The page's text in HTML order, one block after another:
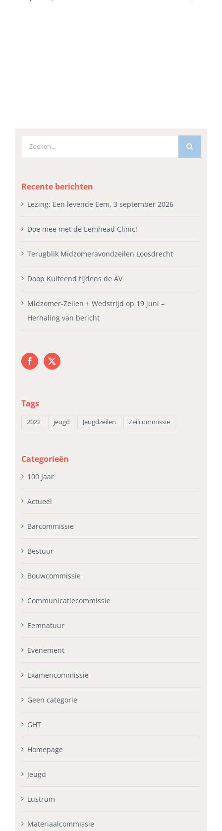
Zoeken
Recente berichten
Lezing: Een levende Eem, 3 september 2026
Doe mee met de Eemhead Clinic!
Terugblik Midzomeravondzeilen Loosdrecht
Doop Kuifeend tijdens de AV
Midzomer-Zeilen + Wedstrijd op 19 juni –
Herhaling van bericht
Tags
2022 jeugd Jeugdzeilen Zeilcommissie
Categorieën
100 Jaar
Actueel
Barcommissie
Bestuur
Bouwcommissie
Communicatiecommissie
Eemnatuur
Evenement
Examencommissie
Geen categorie
GHT
Homepage
Jeugd
Lustrum
Materiaalcommissie